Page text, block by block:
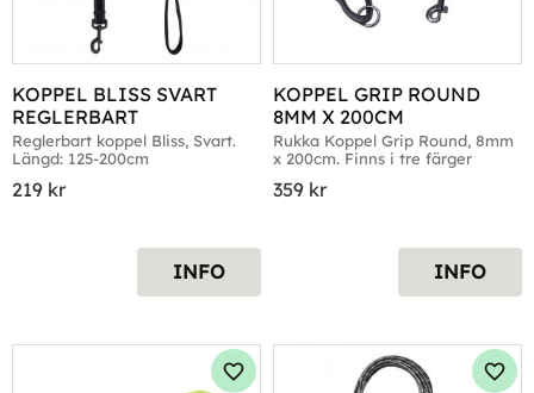
KOPPEL BLISS SVART
REGLERBART
Reglerbart koppel Bliss, Svart.
Längd: 125-200cm
219 kr
INFO
KOPPEL GRIP ROUND
8MM X 200CM
Rukka Koppel Grip Round, 8mm
x 200cm. Finns i tre färger
359 kr
INFO
Lägg till i favoriter